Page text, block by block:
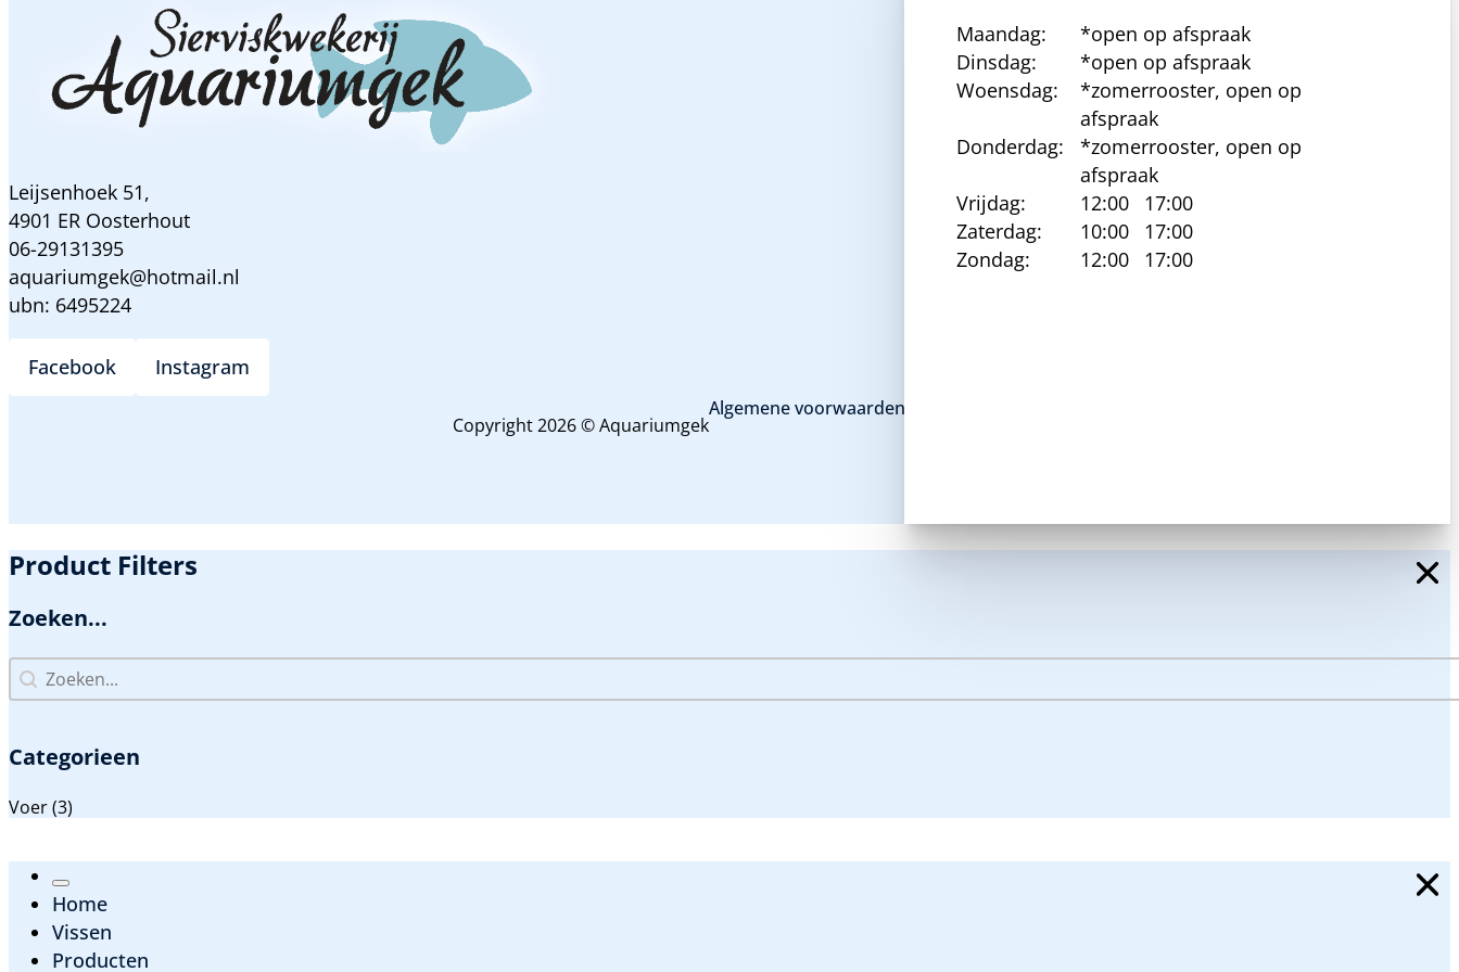
aantal
Leijsenhoek 51,
4901 ER Oosterhout
06-29131395
aquariumgek@hotmail.nl
ubn: 6495224
Facebook Instagram
Copyright 2026 © Aquariumgek
Algemene voorwaarden en privacy beleid
Maandag:
*open op afspraak
Dinsdag:
*open op afspraak
Woensdag:
*zomerrooster, open op
afspraak
Donderdag:
*zomerrooster, open op
afspraak
Vrijdag:
12:00
17:00
Zaterdag:
10:00
17:00
Zondag:
12:00 17:00
Product Filters
Zoeken...
Zoeken...
Zoeken...
Categorieen
Categorieen
Voer(3)
Home
Vissen
Producten